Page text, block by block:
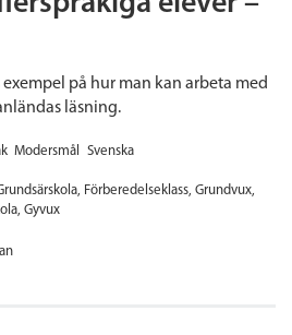
exempel på hur man kan arbeta med
läsning.
Modersmål
Svenska
Förberedelseklass Grundvux
Gyvux